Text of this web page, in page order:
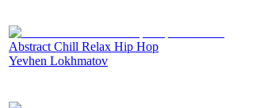
Abstract Chill Relax Hip Hop
Yevhen Lokhmatov